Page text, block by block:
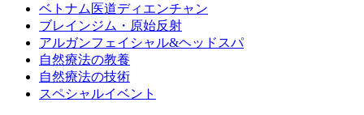
ベトナム医道ディエンチャン
ブレインジム・原始反射
アルガンフェイシャル&ヘッドスパ
自然療法の教養
自然療法の技術
スペシャルイベント